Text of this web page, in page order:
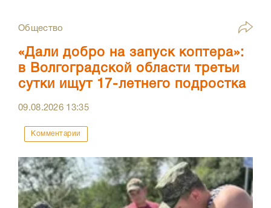
Общество
«Дали добро на запуск коптера»:
в Волгоградской области третьи
сутки ищут 17-летнего подростка
09.08.2026 13:35
Комментарии